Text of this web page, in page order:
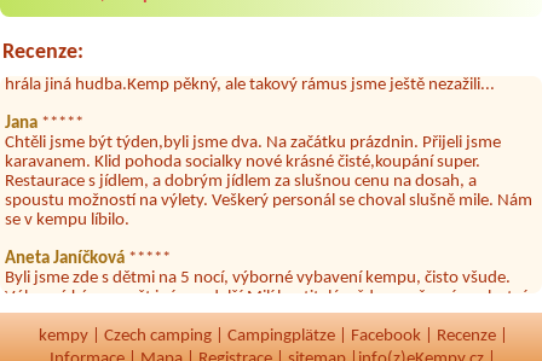
Recenze:
restaurace, kebab a další občerstvení. Co nás ale velice zklamalo byl
ubytovaných. Přes den jsem si připadala jak na pouti- z každého koutu
hrála jiná hudba.Kemp pěkný, ale takový rámus jsme ještě nezažili...
Jana *****
Chtěli jsme být týden,byli jsme dva. Na začátku prázdnin. Přijeli jsme
karavanem. Klid pohoda socialky nové krásné čisté,koupání super.
Restaurace s jídlem, a dobrým jídlem za slušnou cenu na dosah, a
spoustu možností na výlety. Veškerý personál se choval slušně mile. Nám
se v kempu líbilo.
Aneta Janíčková *****
Byli jsme zde s dětmi na 5 nocí, výborné vybavení kempu, čisto všude.
Výborná káva, mošt i víno a další.Milí hostitelé, vždy usměvaví a ochotní,
docházkové blízkosti kempu vodní nádrž, restaurace a bazénem,
autobusová zastávka, obchod a další. Děkujeme, bylo to úžasné.
kempy Czech camping Campingplätze Facebook Recenze